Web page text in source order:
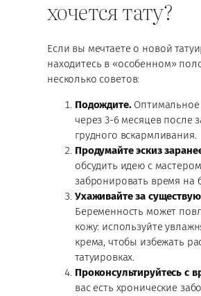
хочется тату?
Если вы мечтаете о новой
находитесь в «особенном»
несколько советов:
Подождите.
через 3-6 месяцев после
грудного вскармливания.
Продумайте эскиз
обсудить идею с
забронировать время на
Ухаживайте за
Беременность может
кожу: используйте
крема, чтобы избежать
татуировках.
Проконсультируйтесь с
вас есть хронические